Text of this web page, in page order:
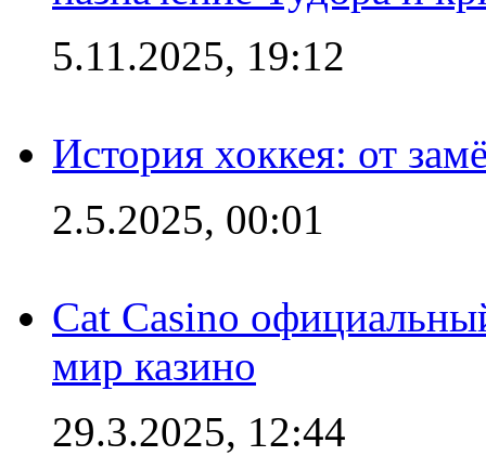
5.11.2025, 19:12
История хоккея: от
2.5.2025, 00:01
Cat Casino
мир казино
29.3.2025, 12:44